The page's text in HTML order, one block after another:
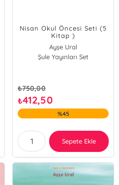
Nisan Okul Öncesi Seti (5
Kitap )
Ayşe Ural
Şule Yayınları Set
₺750,00
₺412,50
%45
Sepete Ekle